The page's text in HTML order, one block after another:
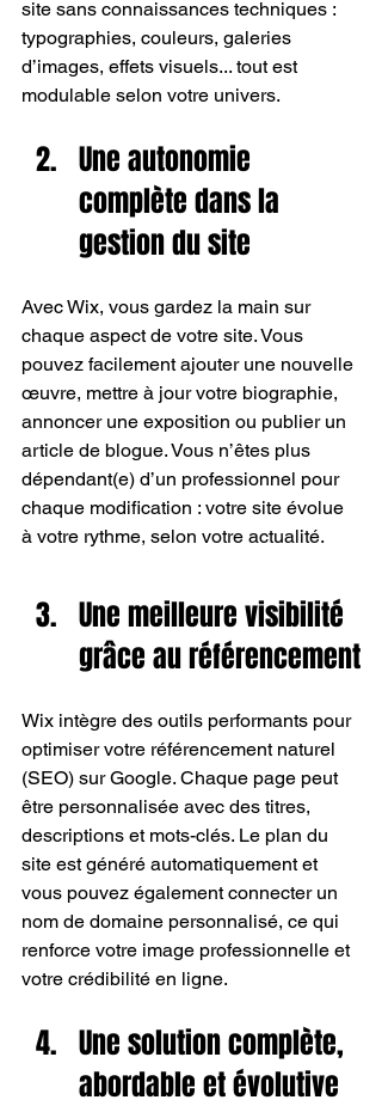
site sans connaissances techniques :
typographies, couleurs, galeries
d’images, effets visuels... tout est
modulable selon votre univers.
Une autonomie
complète dans la
gestion du site
Avec Wix, vous gardez la main sur
chaque aspect de votre site. Vous
pouvez facilement ajouter une nouvelle
œuvre, mettre à jour votre biographie,
annoncer une exposition ou publier un
article de blogue. Vous n’êtes plus
dépendant(e) d’un professionnel pour
chaque modification : votre site évolue
à votre rythme, selon votre actualité.
Une meilleure visibilité
grâce au référencement
Wix intègre des outils performants pour
optimiser votre référencement naturel
(SEO) sur Google. Chaque page peut
être personnalisée avec des titres,
descriptions et mots-clés. Le plan du
site est généré automatiquement et
vous pouvez également connecter un
nom de domaine personnalisé, ce qui
renforce votre image professionnelle et
votre crédibilité en ligne.
Une solution complète,
abordable et évolutive